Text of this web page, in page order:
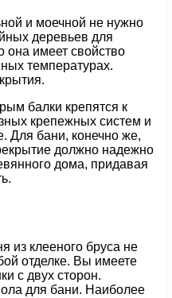
и моечной не нужно
деревьев для
она имеет свойство
температурах.
балки крепятся к
крепежных систем и
Для бани, конечно же,
должно надежно
дома, придавая
из клееного бруса не
отделке. Вы имеете
с двух сторон.
для бани. Наиболее